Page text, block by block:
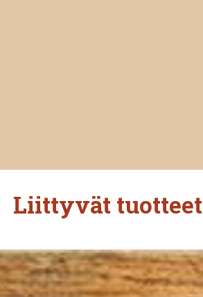
Liittyvät tuotteet